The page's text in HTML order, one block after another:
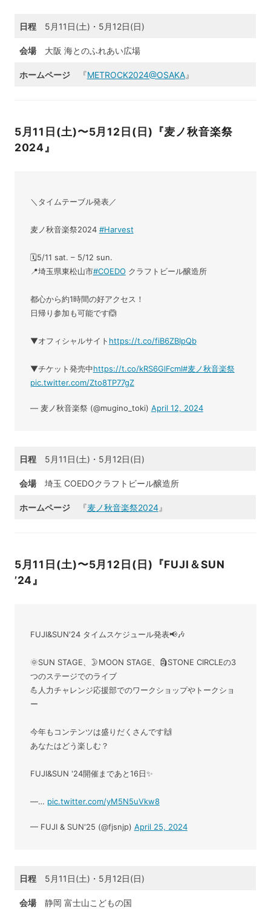
日程5月11日(土)・5月12日(日)
会場大阪 海とのふれあい広場
ホームページ『METROCK2024@OSAKA』
5月11日(土)〜5月12日(日)『麦ノ秋音楽祭
2024』
＼タイムテーブル発表／
麦ノ秋音楽祭2024 #Harvest
🗓️5/11 sat. – 5/12 sun.
📍埼玉県東松山市#COEDO クラフトビール醸造所
都心から約1時間の好アクセス！
日帰り参加も可能です🙆
▼オフィシャルサイト https://t.co/fiB6ZBIpQb
▼チケット発売中https://t.co/kRS6GlFcmI#麦ノ秋音楽祭
pic.twitter.com/Zto8TP77gZ
— 麦ノ秋音楽祭 (@mugino_toki) April 12, 2024
日程5月11日(土)・5月12日(日)
会場埼玉 COEDOクラフトビール醸造所
ホームページ『麦ノ秋音楽祭2024』
5月11日(土)〜5月12日(日)『FUJI＆SUN
’24』
FUJI&SUN'24 タイムスケジュール発表📢🎶
🌞SUN STAGE、🌛MOON STAGE、🗿STONE CIRCLEの3
つのステージでのライブ
💪人力チャレンジ応援部でのワークショップやトークショ
ー
今年もコンテンツは盛りだくさんです🙌
あなたはどう楽しむ？
FUJI&SUN '24開催まであと16日✨
—… pic.twitter.com/yM5N5uVkw8
— FUJI & SUN'25 (@fjsnjp) April 25, 2024
日程5月11日(土)・5月12日(日)
会場静岡 富士山こどもの国